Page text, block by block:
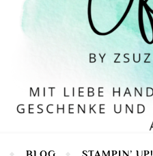
BLOG STAMPIN’ UP!